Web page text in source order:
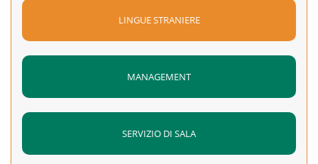
LINGUE STRANIERE
MANAGEMENT
SERVIZIO DI SALA